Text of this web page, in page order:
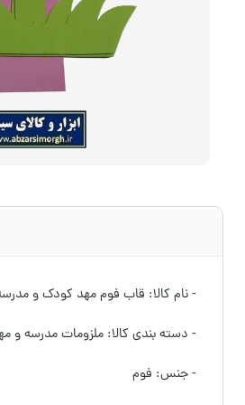
- نام کالا: قاب فوم مهد کودک و
- دسته بندی کالا: ملزومات مدرسه و
- جنس: فوم